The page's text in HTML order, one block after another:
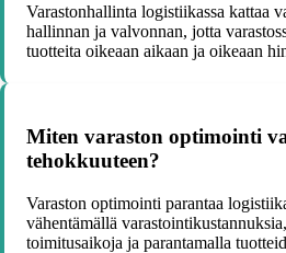
Varastonhallinta logistiikassa kattaa
hallinnan ja valvonnan, jotta
tuotteita oikeaan aikaan ja oikeaan
Miten varaston optimointi
tehokkuuteen?
Varaston optimointi parantaa
vähentämällä
toimitusaikoja ja parantamalla